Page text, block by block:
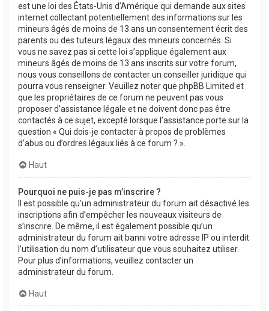
est une loi des États-Unis d’Amérique qui demande aux sites
internet collectant potentiellement des informations sur les
mineurs âgés de moins de 13 ans un consentement écrit des
parents ou des tuteurs légaux des mineurs concernés. Si
vous ne savez pas si cette loi s’applique également aux
mineurs âgés de moins de 13 ans inscrits sur votre forum,
nous vous conseillons de contacter un conseiller juridique qui
pourra vous renseigner. Veuillez noter que phpBB Limited et
que les propriétaires de ce forum ne peuvent pas vous
proposer d’assistance légale et ne doivent donc pas être
contactés à ce sujet, excepté lorsque l’assistance porte sur la
question « Qui dois-je contacter à propos de problèmes
d’abus ou d’ordres légaux liés à ce forum ? ».
Haut
Pourquoi ne puis-je pas m’inscrire ?
Il est possible qu’un administrateur du forum ait désactivé les
inscriptions afin d’empêcher les nouveaux visiteurs de
s’inscrire. De même, il est également possible qu’un
administrateur du forum ait banni votre adresse IP ou interdit
l’utilisation du nom d’utilisateur que vous souhaitez utiliser.
Pour plus d’informations, veuillez contacter un
administrateur du forum.
Haut